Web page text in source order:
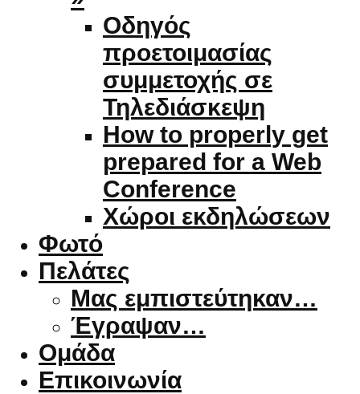
Οδηγός
προετοιμασίας
συμμετοχής σε
Τηλεδιάσκεψη
How to properly get
prepared for a Web
Conference
Χώροι εκδηλώσεων
Φωτό
Πελάτες
Μας εμπιστεύτηκαν…
Έγραψαν…
Ομάδα
Επικοινωνία